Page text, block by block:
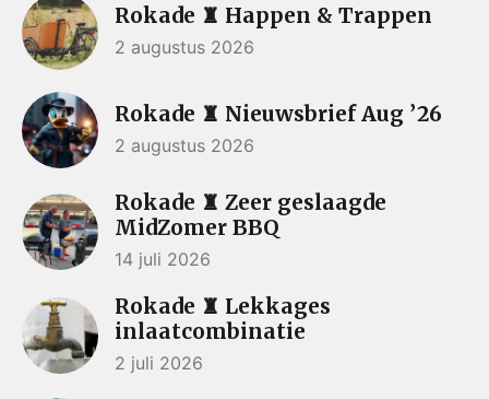
Rokade ♜ Happen & Trappen
2 augustus 2026
Rokade ♜ Nieuwsbrief Aug ’26
2 augustus 2026
Rokade ♜ Zeer geslaagde
MidZomer BBQ
14 juli 2026
Rokade ♜ Lekkages
inlaatcombinatie
2 juli 2026